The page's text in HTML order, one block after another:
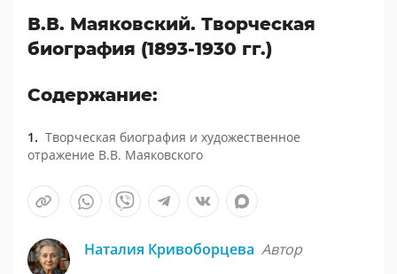
В.В. Маяковский. Творческая
биография (1893-1930 гг.)
Содержание:
Творческая биография и художественное
отражение В.В. Маяковского
Наталия Кривоборцева Автор